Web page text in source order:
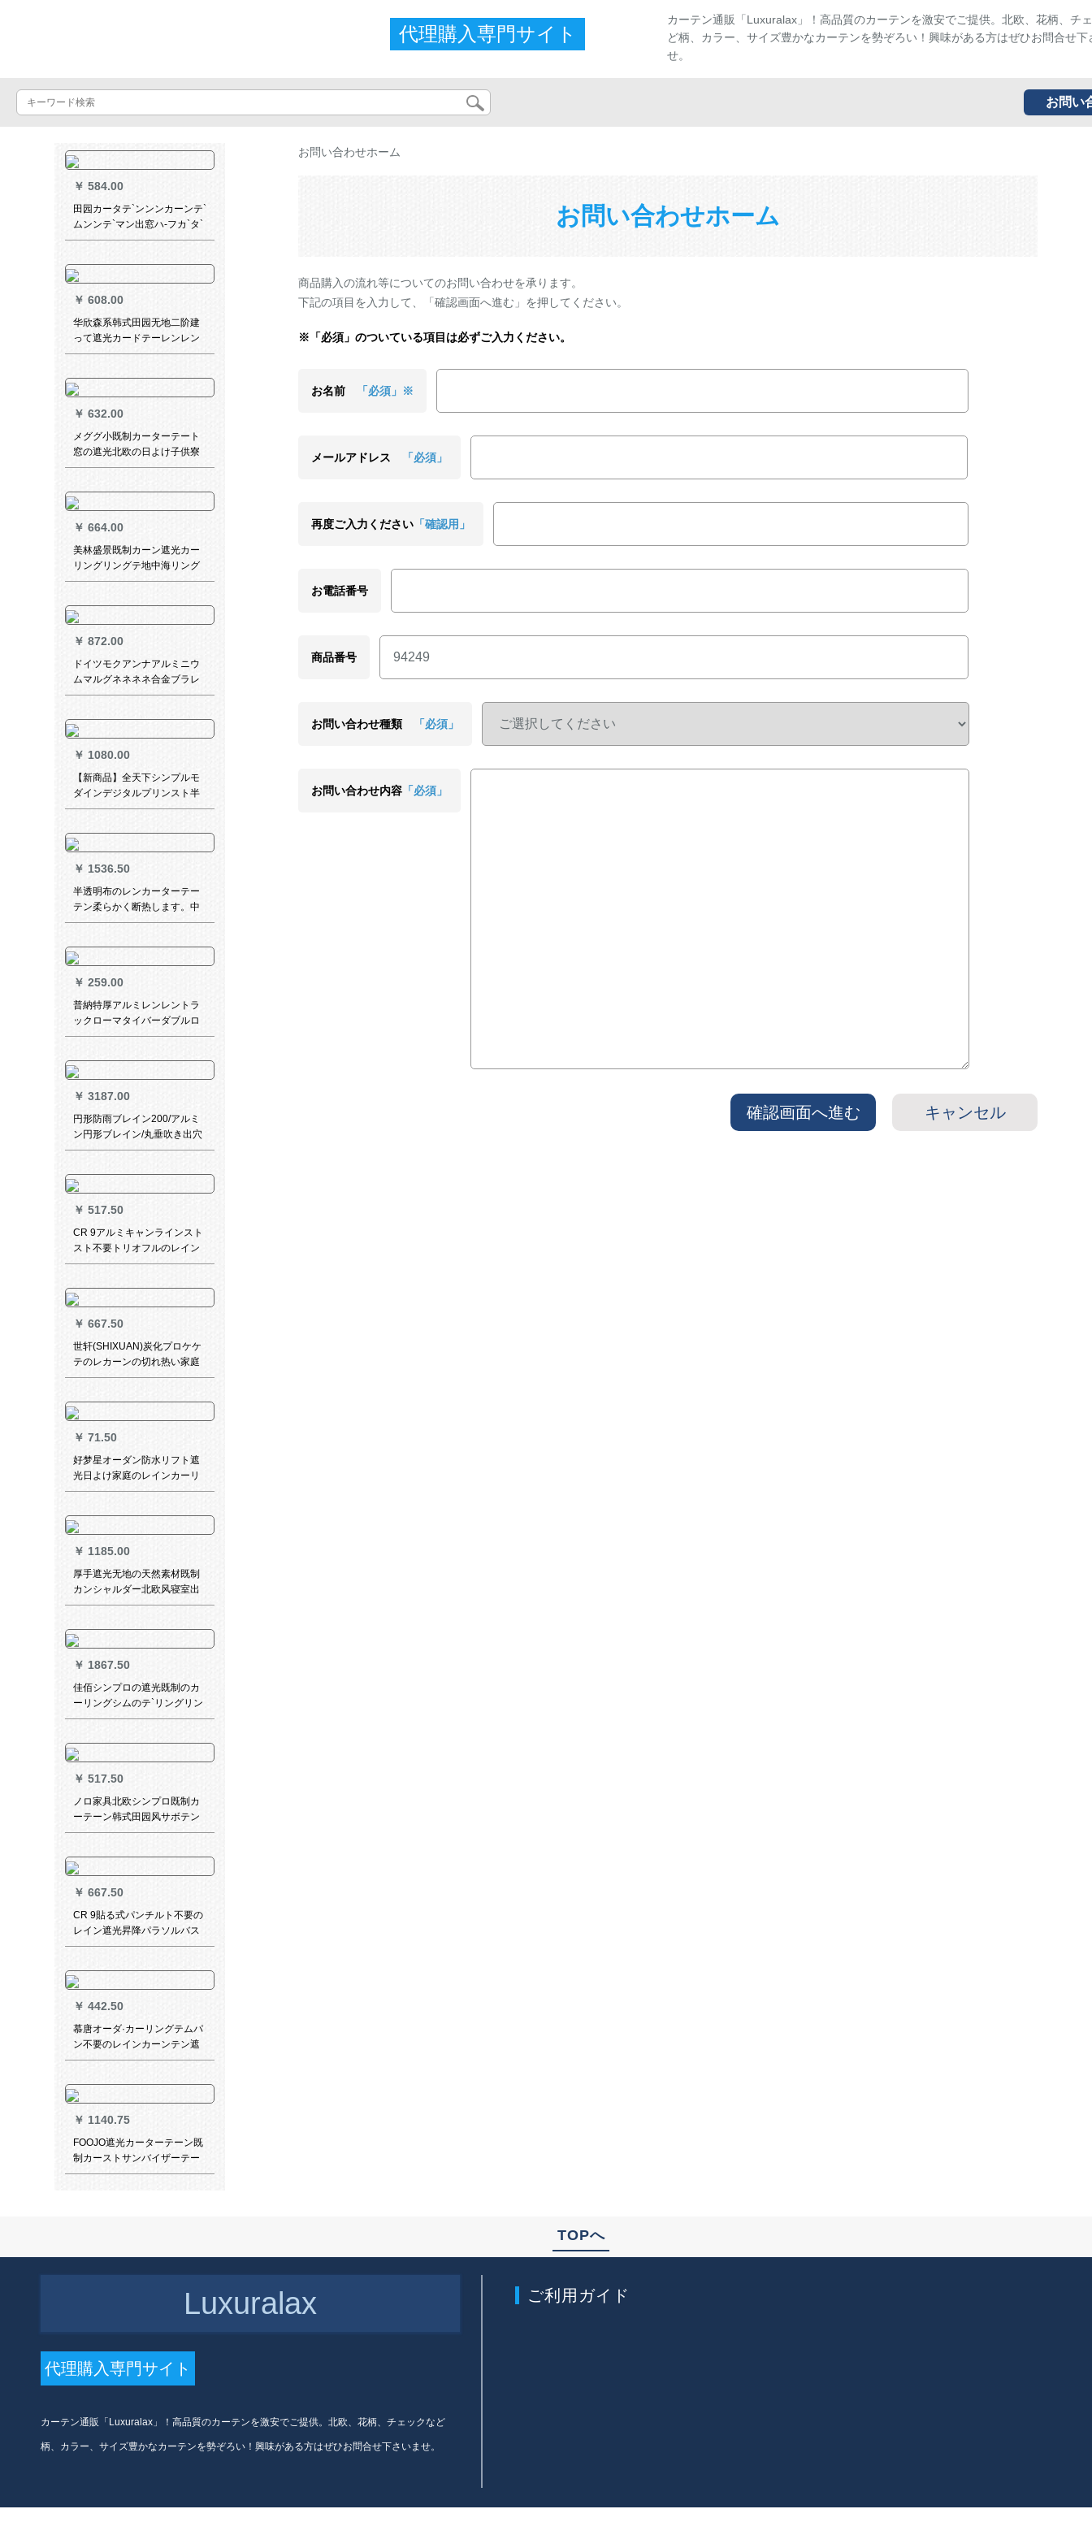
代理購入専門サイト
カーテン通販「Luxuralax」！高品質のカーテンを激安でご提供。北欧、花柄、チ
ど柄、カラー、サイズ豊かなカーテンを勢ぞろい！興味がある方はぜひお問合せ下
せ。
お問い
￥ 584.00
田园カータテ`ンンンカーンテ`
ムンンテ`マン出窓ハ-フカ`タ`
テ`ン半遮光寝室ベランダビg
リングリングリプ.黄フ3.5枚*2
高1枚
￥ 608.00
华欣森系韩式田园无地二阶建
って遮光カードテーレンレン
レンレンレン白纱出窓寝室女
ラテテン
￥ 632.00
メググ小既制カーターテート
窓の遮光北欧の日よけ子供寮
ビレッグコーナーコーナーカ
トールドールダンカーン
￥ 664.00
美林盛景既制カーン遮光カー
リングリングテ地中海リング
寝室出窓扫き出し窓简韵-119
グリング送り)/一メトール価格
格
￥ 872.00
ドイツモクアンナアルミニウ
ムマルグネネネネ合金ブラレ
ン黒パンチー不要トニック防
BY 08-29
￥ 1080.00
【新商品】全天下シンプルモ
ダインデジタルプリンスト半
遮光ショートカーンディーン
ルーム既制カーン遮光サンバ
イザーテーン水ランカ灰打孔
2.5メートル幅*2.0メートル高
さ1枚無料
￥ 1536.50
半透明布のレンカーターテー
テン柔らかく断热します。中
国式の山水墨挂け式の禅意の
毎平方価格格
￥ 259.00
普納特厚アルミレンレントラ
ックローマタイバーダブルロ
ッドオーダカーディンナノ静
トラックガイドレールレール
サポート付属品全シングルポ
ール（色コメント）デフォル
トで撮影された白い髪の長さ
は1.8メートルです。
￥ 3187.00
円形防雨ブレイン200/アルミ
ン円形ブレイン/丸垂吹き出穴
寸法Φ600
￥ 517.50
CR 9アルミキャンラインスト
スト不要トリオフルのレイン
完全遮光キーッとしたペペペ
ンドラムプロプロ白MY-BY
12-OR 28
￥ 667.50
世轩(SHIXUAN)炭化プロケケ
テのレカーンの切れ热い家庭
茶室に芫练カパテ中国式禅意
￥ 71.50
好梦星オーダン防水リフト遮
光日よけ家庭のレインカーリ
ング寝室オーケー寝室のァ·フ
遮光（薄金）
￥ 1185.00
厚手遮光无地の天然素材既制
カンシャルダー北欧风寝室出
窓遮光布ビエンダ断热サーン·
2.7(フーク1枚)无料改高フル
￥ 1867.50
佳佰シンプロの遮光既制のカ
ーリングシムのテ`リングリン
グリングムの扫き窓カークの
ルの枚*2.7メトルの高さの单
装です。
￥ 517.50
ノロ家具北欧シンプロ既制カ
ーテーン韩式田园风サボテン
カーテテ-ジ扫き出し窓遮光リ
ジサボテ2布普通连结金幅1.5
m*高2 m/1片
￥ 667.50
CR 9貼る式パンチルト不要の
レイン遮光昇降パラソルバス
トームスト防水オルラッカン
￥ 442.50
慕唐オーダ·カーリングテムパ
ン不要のレインカーンテン遮
光室内寝室カーリングリング
ンググレイ
￥ 1140.75
FOOJO遮光カーターテーン既
制カーストサンバイザーテー
ン断热UVカーストテーン寝室
お問い合わせホーム
お問い合わせホーム
商品購入の流れ等についてのお問い合わせを承ります。
下記の項目を入力して、「確認画面へ進む」を押してください。
※「必須」のついている項目は必ずご入力ください。
お名前 「必須」※
メールアドレス 「必須」
再度ご入力ください 「確認用」
お電話番号
商品番号
お問い合わせ種類 「必須」
お問い合わせ内容 「必須」
キャンセル
確認画面へ進む
TOPへ
Luxuralax
代理購入専門サイト
カーテン通販「Luxuralax」！高品質のカーテンを激安でご提供。北欧、花柄、チェックなど
柄、カラー、サイズ豊かなカーテンを勢ぞろい！興味がある方はぜひお問合せ下さいませ。
ご利用ガイド